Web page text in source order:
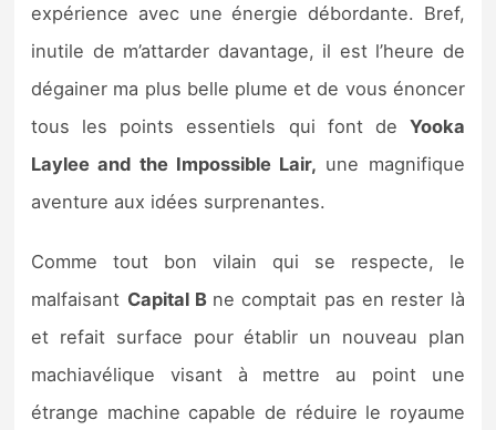
expérience avec une énergie débordante. Bref,
inutile de m’attarder davantage, il est l’heure de
dégainer ma plus belle plume et de vous énoncer
tous les points essentiels qui font de Yooka
Laylee and the Impossible Lair, une magnifique
aventure aux idées surprenantes.
Comme tout bon vilain qui se respecte, le
malfaisant Capital B ne comptait pas en rester là
et refait surface pour établir un nouveau plan
machiavélique visant à mettre au point une
étrange machine capable de réduire le royaume